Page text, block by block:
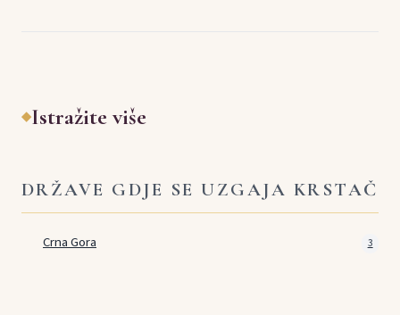
◆Istražite više
DRŽAVE GDJE SE UZGAJA KRSTAČ
Crna Gora 3